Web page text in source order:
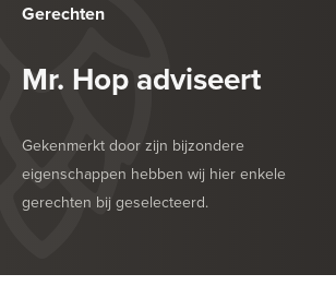
Gerechten
Mr. Hop adviseert
Gekenmerkt door zijn bijzondere
eigenschappen hebben wij hier enkele
gerechten bij geselecteerd.
HEERLIJK BIJ